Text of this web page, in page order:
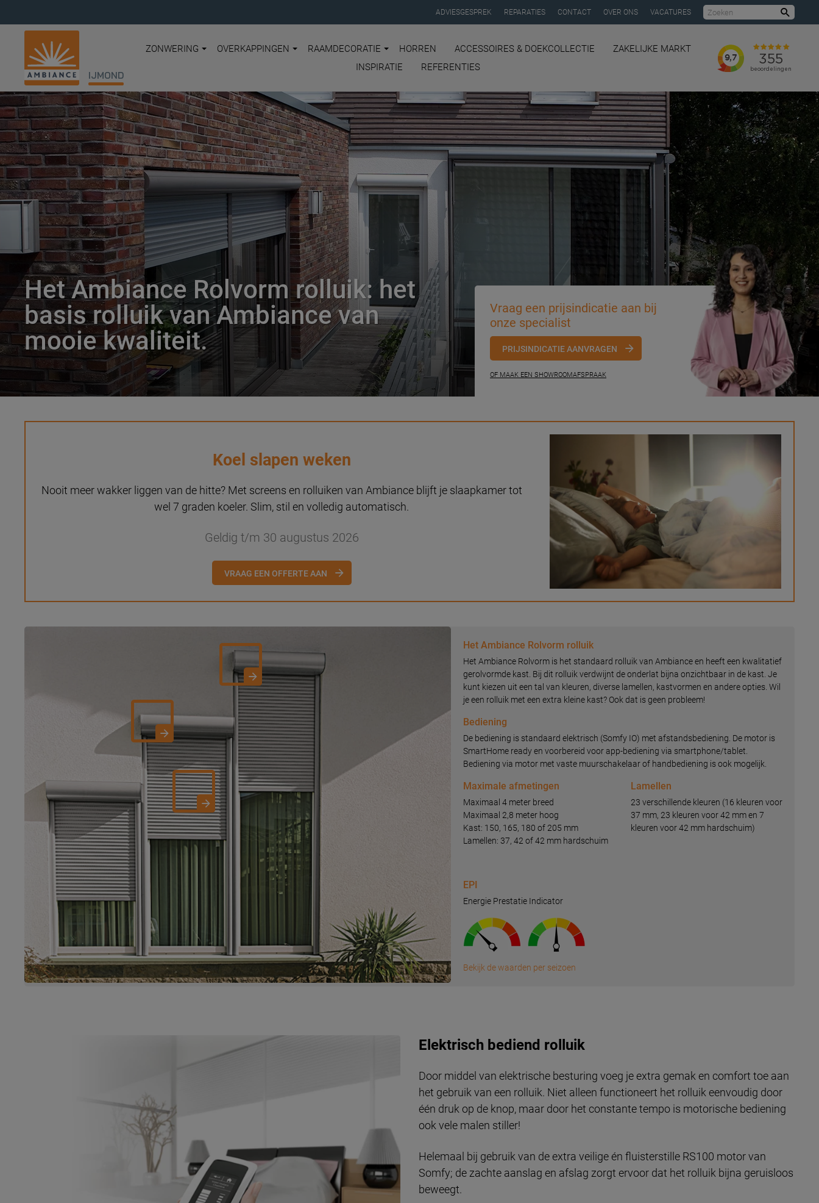
ADVIESGESPREK REPARATIES CONTACT OVER ONS VACATURES
IJMOND
ZONWERING OVERKAPPINGEN RAAMDECORATIE HORREN ACCESSOIRES & DOEKCOLLECTIE
ZAKELIJKE MARKT
INSPIRATIE
REFERENTIES
Vraag een prijsindicatie aan bij
onze specialist
PRIJSINDICATIE AANVRAGEN
OF MAAK EEN SHOWROOMAFSPRAAK
Het Ambiance Rolvorm rolluik: het
basis rolluik van Ambiance van
mooie kwaliteit.
Koel slapen weken
Nooit meer wakker liggen van de hitte? Met screens en rolluiken van Ambiance blijft je slaapkamer tot
wel 7 graden koeler. Slim, stil en volledig automatisch.
Geldig t/m 30 augustus 2026
VRAAG EEN OFFERTE AAN
Het Ambiance Rolvorm rolluik
Het Ambiance Rolvorm is het standaard rolluik van Ambiance en heeft een kwalitatief
gerolvormde kast. Bij dit rolluik verdwijnt de onderlat bijna onzichtbaar in de kast. Je
kunt kiezen uit een tal van kleuren, diverse lamellen, kastvormen en andere opties. Wil
je een rolluik met een extra kleine kast? Ook dat is geen probleem!
Bediening
De bediening is standaard elektrisch (Somfy IO) met afstandsbediening. De motor is
SmartHome ready en voorbereid voor app-bediening via smartphone/tablet.
Bediening via motor met vaste muurschakelaar of handbediening is ook mogelijk.
Maximale afmetingen
Maximaal 4 meter breed
Maximaal 2,8 meter hoog
Kast: 150, 165, 180 of 205 mm
Lamellen: 37, 42 of 42 mm hardschuim
EPI
Energie Prestatie Indicator
Bekijk de waarden per seizoen
Lamellen
23 verschillende kleuren (16 kleuren voor
37 mm, 23 kleuren voor 42 mm en 7
kleuren voor 42 mm hardschuim)
Elektrisch bediend rolluik
Door middel van elektrische besturing voeg je extra gemak en comfort toe aan
het gebruik van een rolluik. Niet alleen functioneert het rolluik eenvoudig door
één druk op de knop, maar door het constante tempo is motorische bediening
ook vele malen stiller!
Helemaal bij gebruik van de extra veilige én fluisterstille RS100 motor van
Somfy; de zachte aanslag en afslag zorgt ervoor dat het rolluik bijna geruisloos
beweegt.